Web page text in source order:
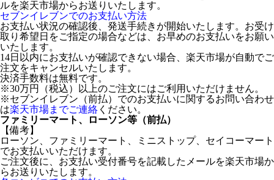
ルを楽天市場からお送りいたします。
セブンイレブンでのお支払い方法
お支払い状況の確認後、発送手続きが開始いたします。お受け
取り希望日をご指定の場合などは、お早めのお支払いをお願い
いたします。
14日以内にお支払いが確認できない場合、楽天市場が自動でご
注文をキャンセルいたします。
決済手数料は無料です。
※30万円（税込）以上のご注文にはご利用いただけません。
※セブンイレブン（前払）でのお支払いに関するお問い合わせ
は楽天市場までご連絡 ください。
ファミリーマート、ローソン等（前払）
【備考】
ローソン、ファミリーマート、ミニストップ、セイコーマート
でお支払いいただけます。
ご注文後に、お支払い受付番号を記載したメールを楽天市場か
らお送りいたします。